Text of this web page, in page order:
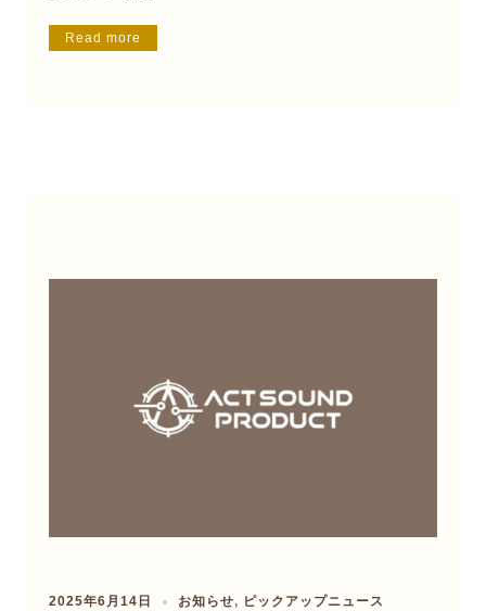
Read more
2025年6月14日 お知らせ, ピックアップニュース